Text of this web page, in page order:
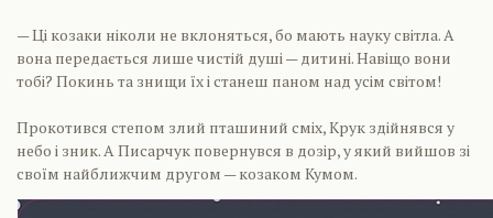
— Ці козаки ніколи не вклоняться, бо мають науку світла. А
вона передається лише чистій душі — дитині. Навіщо вони
тобі? Покинь та знищи їх і станеш паном над усім світом!
Прокотився степом злий пташиний сміх, Крук здійнявся у
небо і зник. А Писарчук повернувся в дозір, у який вийшов зі
своїм найближчим другом — козаком Кумом.